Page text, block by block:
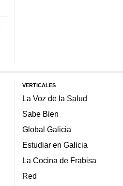
VERTICALES
La Voz de la Salud
Sabe Bien
Global Galicia
Estudiar en Galicia
La Cocina de Frabisa
Red